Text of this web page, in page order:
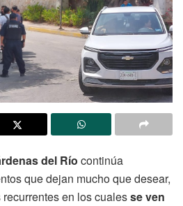
del Río continúa
que dejan mucho que desear,
en los cualesse ven